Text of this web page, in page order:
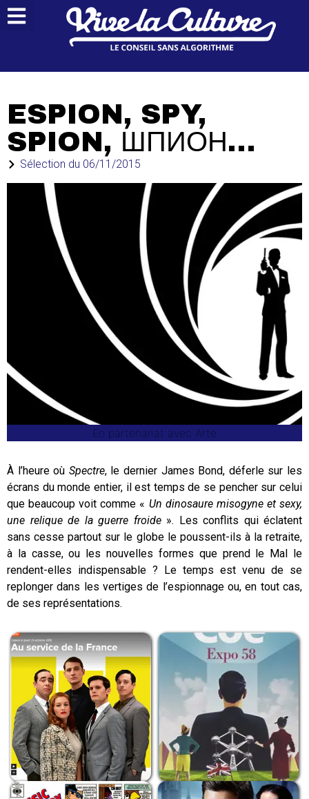
ESPION, SPY,
SPION, ШПИОН…
Sélection du 06/11/2015
En partenariat avec Arte
À l’heure où Spectre, le dernier James Bond, déferle sur les
écrans du monde entier, il est temps de se pencher sur celui
que beaucoup voit comme « Un dinosaure misogyne et sexy,
une relique de la guerre froide». Les conflits qui éclatent
sans cesse partout sur le globe le poussent-ils à la retraite,
à la casse, ou les nouvelles formes que prend le Mal le
rendent-elles indispensable ? Le temps est venu de se
replonger dans les vertiges de l’espionnage ou, en tout cas,
de ses représentations.